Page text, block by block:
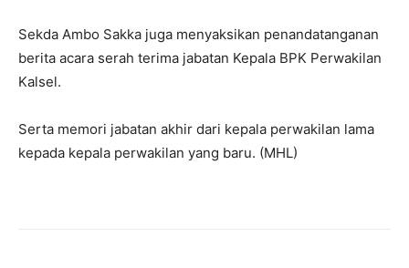
Sekda Ambo Sakka juga menyaksikan penandatanganan
berita acara serah terima jabatan Kepala BPK Perwakilan
Kalsel.
Serta memori jabatan akhir dari kepala perwakilan lama
kepada kepala perwakilan yang baru. (MHL)